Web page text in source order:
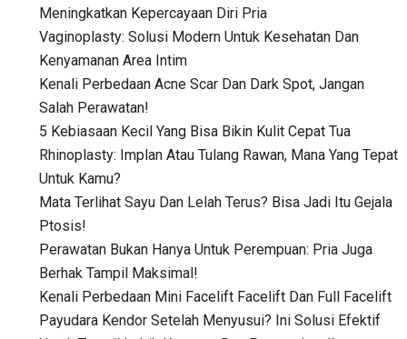
Meningkatkan Kepercayaan Diri Pria
Vaginoplasty: Solusi Modern Untuk Kesehatan Dan
Kenyamanan Area Intim
Kenali Perbedaan Acne Scar Dan Dark Spot, Jangan
Salah Perawatan!
5 Kebiasaan Kecil Yang Bisa Bikin Kulit Cepat Tua
Rhinoplasty: Implan Atau Tulang Rawan, Mana Yang Tepat
Untuk Kamu?
Mata Terlihat Sayu Dan Lelah Terus? Bisa Jadi Itu Gejala
Ptosis!
Perawatan Bukan Hanya Untuk Perempuan: Pria Juga
Berhak Tampil Maksimal!
Kenali Perbedaan Mini Facelift Facelift Dan Full Facelift
Payudara Kendor Setelah Menyusui? Ini Solusi Efektif